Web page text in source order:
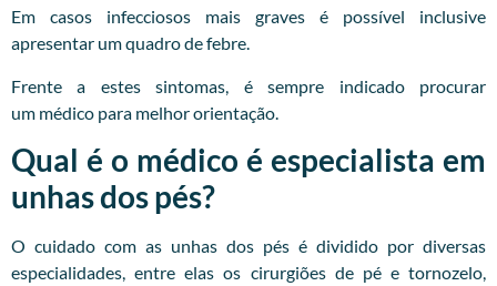
Em casos infecciosos mais graves é possível inclusive
apresentar um quadro de febre.
Frente a estes sintomas, é sempre indicado procurar
um médico para melhor orientação.
Qual é o médico é especialista em
unhas dos pés?
O cuidado com as unhas dos pés é dividido por diversas
especialidades, entre elas os cirurgiões de pé e tornozelo,